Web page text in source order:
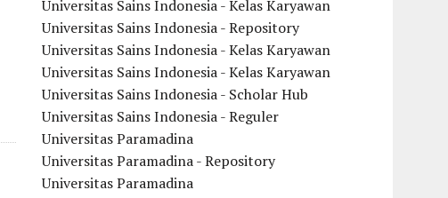
Universitas Sains Indonesia - Kelas Karyawan
Universitas Sains Indonesia - Repository
Universitas Sains Indonesia - Kelas Karyawan
Universitas Sains Indonesia - Kelas Karyawan
Universitas Sains Indonesia - Scholar Hub
Universitas Sains Indonesia - Reguler
Universitas Paramadina
Universitas Paramadina - Repository
Universitas Paramadina